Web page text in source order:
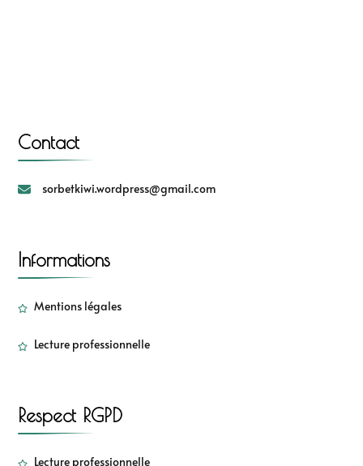
Contact
sorbetkiwi.wordpress@gmail.com
Informations
Mentions légales
Lecture professionnelle
Respect RGPD
Lecture professionnelle